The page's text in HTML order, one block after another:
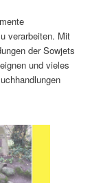
verarbeiten. Mit
der Sowjets
und vieles